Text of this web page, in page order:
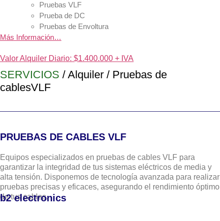
Pruebas VLF
Prueba de DC
Pruebas de Envoltura
Más Información…
Valor Alquiler Diario: $1.400.000 + IVA
SERVICIOS / Alquiler / Pruebas de
cablesVLF
PRUEBAS DE CABLES VLF
Equipos especializados en pruebas de cables VLF para
garantizar la integridad de tus sistemas eléctricos de media y
alta tensión. Disponemos de tecnología avanzada para realizar
pruebas precisas y eficaces, asegurando el rendimiento óptimo
de tus cables.
b2 electronics